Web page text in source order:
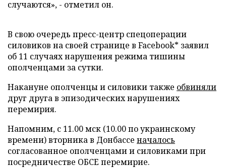
случаются», - отметил он.
В свою очередь пресс-центр спецоперации
силовиков на своей странице в Facebook* заявил
об 11 случаях нарушения режима тишины
ополченцами за сутки.
Накануне ополченцы и силовики также обвиняли
друг друга в эпизодических нарушениях
перемирия.
Напомним, с 11.00 мск (10.00 по украинскому
времени) вторника в Донбассе началось
согласованное ополченцами и силовиками при
посредничестве ОБСЕ перемирие.